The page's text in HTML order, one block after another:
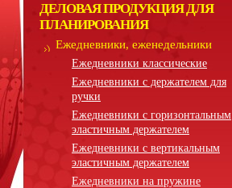
ДЕЛОВАЯ ПРОДУКЦИЯ ДЛЯ
ПЛАНИРОВАНИЯ
Ежедневники, еженедельники
Ежедневники классические
Ежедневники с держателем для
ручки
Ежедневники с горизонтальным
эластичным держателем
Ежедневники с вертикальным
эластичным держателем
Ежедневники на пружине